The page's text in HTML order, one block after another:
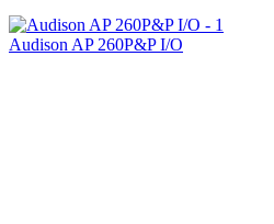
Audison AP 260P&P I/O